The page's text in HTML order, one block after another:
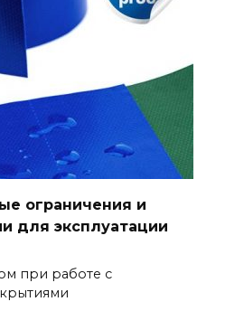
ограничения и
для эксплуатации
при работе с